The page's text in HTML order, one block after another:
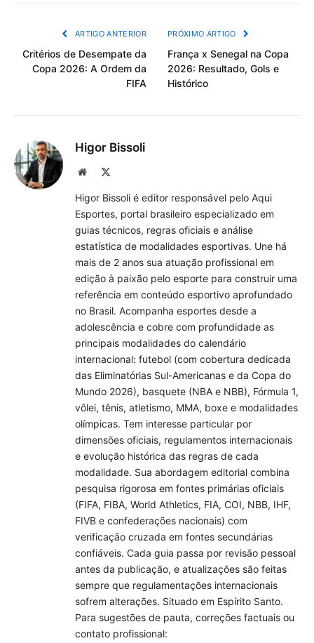
ARTIGO ANTERIOR
Critérios de Desempate da
Copa 2026: A Ordem da
FIFA
PRÓXIMO ARTIGO
França x Senegal na Copa
2026: Resultado, Gols e
Histórico
Higor Bissoli
Site
Higor Bissoli é editor responsável pelo Aqui
Esportes, portal brasileiro especializado em
guias técnicos, regras oficiais e análise
estatística de modalidades esportivas. Une há
mais de 2 anos sua atuação profissional em
edição à paixão pelo esporte para construir uma
referência em conteúdo esportivo aprofundado
no Brasil. Acompanha esportes desde a
adolescência e cobre com profundidade as
principais modalidades do calendário
internacional: futebol (com cobertura dedicada
das Eliminatórias Sul-Americanas e da Copa do
Mundo 2026), basquete (NBA e NBB), Fórmula 1,
vôlei, tênis, atletismo, MMA, boxe e modalidades
olímpicas. Tem interesse particular por
dimensões oficiais, regulamentos internacionais
e evolução histórica das regras de cada
modalidade. Sua abordagem editorial combina
pesquisa rigorosa em fontes primárias oficiais
(FIFA, FIBA, World Athletics, FIA, COI, NBB, IHF,
FIVB e confederações nacionais) com
verificação cruzada em fontes secundárias
confiáveis. Cada guia passa por revisão pessoal
antes da publicação, e atualizações são feitas
sempre que regulamentações internacionais
sofrem alterações. Situado em Espírito Santo.
Para sugestões de pauta, correções factuais ou
contato profissional: